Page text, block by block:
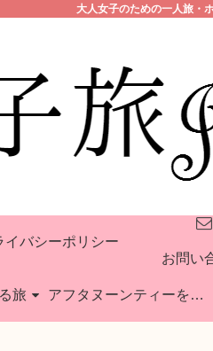
大人女子のための一人旅・
イバシーポリシー
お問い
旅 アフタヌーンティーを巡る旅